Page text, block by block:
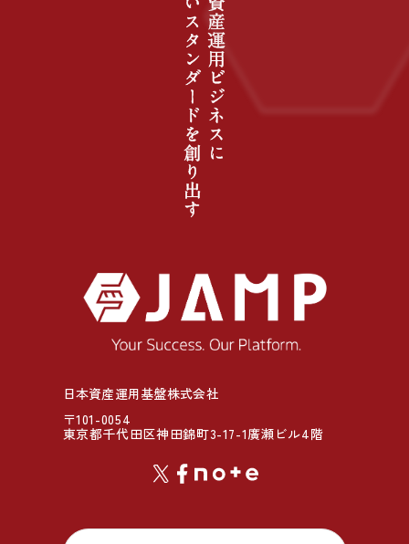
日本資産運用基盤株式会社
〒101-0054
東京都千代田区神田錦町3-17-1廣瀬ビル4階